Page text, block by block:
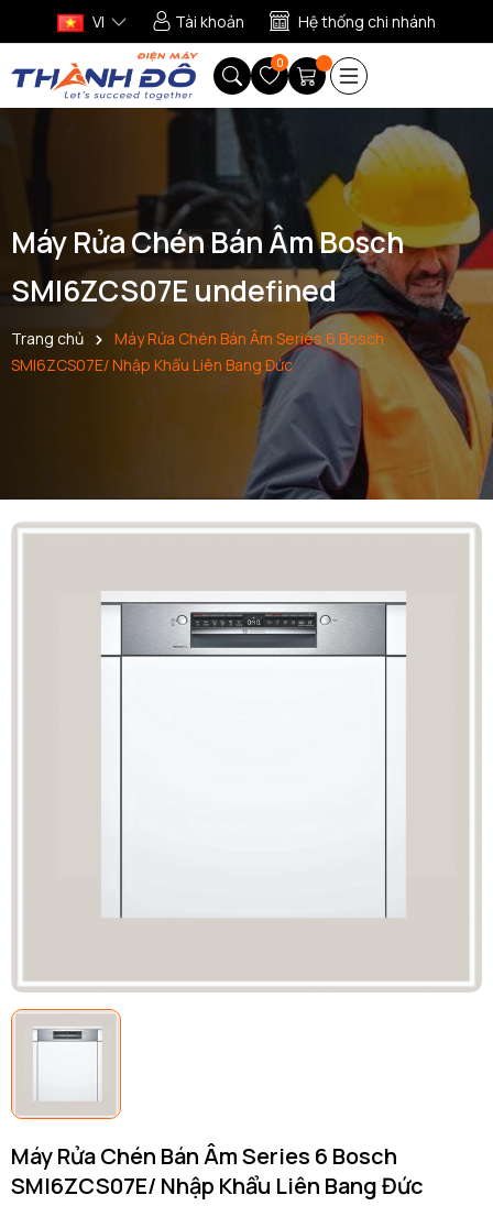
VI Tài khoản Hệ thống chi nhánh
0
Máy Rửa Chén Bán Âm Bosch
SMI6ZCS07E undefined
Trang chủ
Máy Rửa Chén Bán Âm Series 6 Bosch
SMI6ZCS07E/ Nhập Khẩu Liên Bang Đức
Máy Rửa Chén Bán Âm Series 6 Bosch
SMI6ZCS07E/ Nhập Khẩu Liên Bang Đức